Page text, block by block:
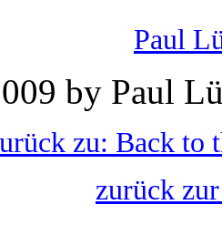
Paul
by Paul
zu: Back to
zurück